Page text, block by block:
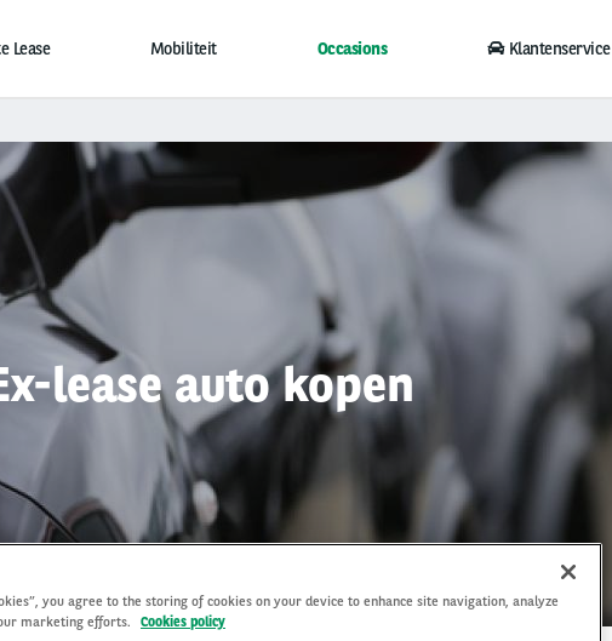
Lease Mobiliteit Occasions Klantenservice
lease auto kopen
you agree to the storing of cookies on your device to enhance site navigation, analyze
marketing efforts.
Cookies policy